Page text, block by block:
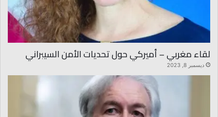
لقاء مغربي – أميركي حول تحديات الأمن السيبراني
ديسمبر 8, 2023